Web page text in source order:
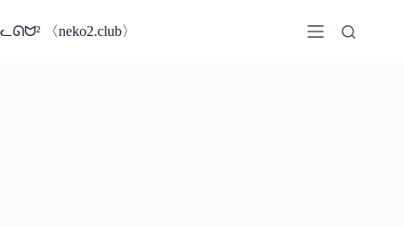
ン
ᓚᘏᗢ² 〈neko2.club〉